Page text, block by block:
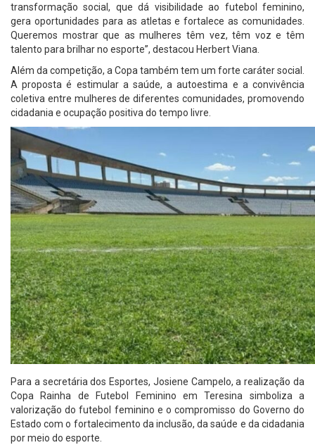
transformação social, que dá visibilidade ao futebol feminino,
gera oportunidades para as atletas e fortalece as comunidades.
Queremos mostrar que as mulheres têm vez, têm voz e têm
talento para brilhar no esporte”, destacou Herbert Viana.
Além da competição, a Copa também tem um forte caráter social.
A proposta é estimular a saúde, a autoestima e a convivência
coletiva entre mulheres de diferentes comunidades, promovendo
cidadania e ocupação positiva do tempo livre.
Para a secretária dos Esportes, Josiene Campelo, a realização da
Copa Rainha de Futebol Feminino em Teresina simboliza a
valorização do futebol feminino e o compromisso do Governo do
Estado com o fortalecimento da inclusão, da saúde e da cidadania
por meio do esporte.